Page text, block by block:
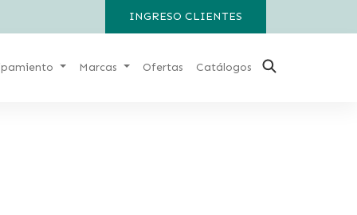
INGRESO CLIENTES
Marcas Ofertas Catálogos